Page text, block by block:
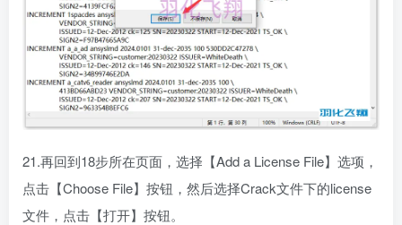
21.再回到18步所在页面，选择【Add a License File】选项，
点击【Choose File】按钮，然后选择Crack文件下的license
文件，点击【打开】按钮。